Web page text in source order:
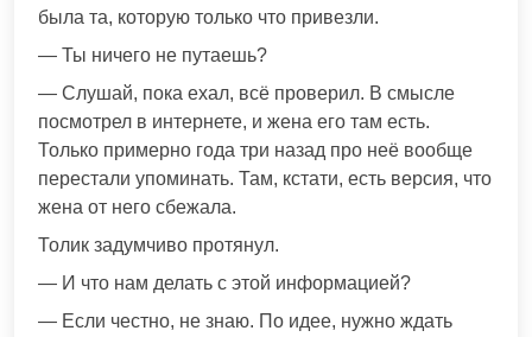
была та, которую только что привезли.
— Ты ничего не путаешь?
— Слушай, пока ехал, всё проверил. В смысле
посмотрел в интернете, и жена его там есть.
Только примерно года три назад про неё вообще
перестали упоминать. Там, кстати, есть версия, что
жена от него сбежала.
Толик задумчиво протянул.
— И что нам делать с этой информацией?
— Если честно, не знаю. По идее, нужно ждать